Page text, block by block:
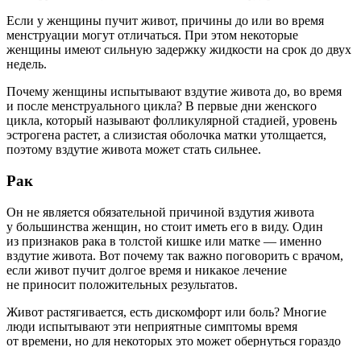
Если у женщины пучит живот, причины до или во время
менструации могут отличаться. При этом некоторые
женщины имеют сильную задержку жидкости на срок до двух
недель.
Почему женщины испытывают вздутие живота до, во время
и после менструального цикла? В первые дни женского
цикла, который называют фолликулярной стадией, уровень
эстрогена растет, а слизистая оболочка матки утолщается,
поэтому вздутие живота может стать сильнее.
Рак
Он не является обязательной причиной вздутия живота
у большинства женщин, но стоит иметь его в виду. Один
из признаков рака в толстой кишке или матке — именно
вздутие живота. Вот почему так важно поговорить с врачом,
если живот пучит долгое время и никакое лечение
не приносит положительных результатов.
Живот растягивается, есть дискомфорт или боль? Многие
люди испытывают эти неприятные симптомы время
от времени, но для некоторых это может обернуться гораздо